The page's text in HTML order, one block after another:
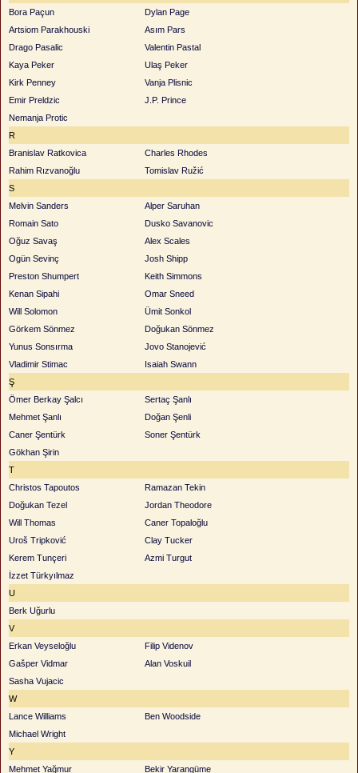
Bora Paçun
Dylan Page
Artsiom Parakhouski
Asım Pars
Drago Pasalic
Valentin Pastal
Kaya Peker
Ulaş Peker
Kirk Penney
Vanja Plisnic
Emir Preldzic
J.P. Prince
Nemanja Protic
R
Branislav Ratkovica
Charles Rhodes
Rahim Rızvanoğlu
Tomislav Ružić
S
Melvin Sanders
Alper Saruhan
Romain Sato
Dusko Savanovic
Oğuz Savaş
Alex Scales
Ogün Sevinç
Josh Shipp
Preston Shumpert
Keith Simmons
Kenan Sipahi
Omar Sneed
Will Solomon
Ümit Sonkol
Görkem Sönmez
Doğukan Sönmez
Yunus Sonsırma
Jovo Stanojević
Vladimir Stimac
Isaiah Swann
Ş
Ömer Berkay Şalcı
Sertaç Şanlı
Mehmet Şanlı
Doğan Şenli
Caner Şentürk
Soner Şentürk
Gökhan Şirin
T
Christos Tapoutos
Ramazan Tekin
Doğukan Tezel
Jordan Theodore
Will Thomas
Caner Topaloğlu
Uroš Tripković
Clay Tucker
Kerem Tunçeri
Azmi Turgut
İzzet Türkyılmaz
U
Berk Uğurlu
V
Erkan Veyseloğlu
Filip Videnov
Gašper Vidmar
Alan Voskuil
Sasha Vujacic
W
Lance Williams
Ben Woodside
Michael Wright
Y
Mehmet Yağmur
Bekir Yarangüme